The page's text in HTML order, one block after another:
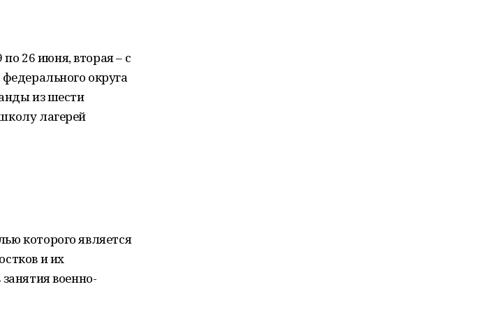
26 июня, вторая – с
округа
из шести
лагерей
которого является
и их
военно-